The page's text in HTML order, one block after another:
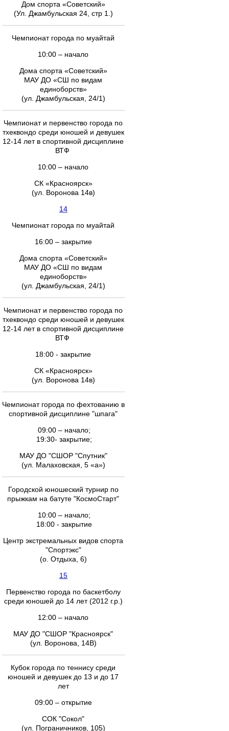
Дом спорта «Советский»
(Ул. Джамбульская 24, стр 1.)
Чемпионат города по муайтай
10:00 – начало
Дома спорта «Советский»
МАУ ДО «СШ по видам
единоборств»
(ул. Джамбульская, 24/1)
Чемпионат и первенство города по
тхеквондо среди юношей и девушек
12-14 лет в спортивной дисциплине
ВТФ
10:00 – начало
СК «Красноярск»
(ул. Воронова 14в)
14
Чемпионат города по муайтай
16:00 – закрытие
Дома спорта «Советский»
МАУ ДО «СШ по видам
единоборств»
(ул. Джамбульская, 24/1)
Чемпионат и первенство города по
тхеквондо среди юношей и девушек
12-14 лет в спортивной дисциплине
ВТФ
18:00 - закрытие
СК «Красноярск»
(ул. Воронова 14в)
Чемпионат города по фехтованию в
спортивной дисциплине "шпага"
09:00 – начало;
19:30- закрытие;
МАУ ДО "СШОР "Спутник"
(ул. Малаховская, 5 «а»)
Городской юношеский турнир по
прыжкам на батуте "КосмоСтарт"
10:00 – начало;
18:00 - закрытие
Центр экстремальных видов спорта
"Спортэкс"
(о. Отдыха, 6)
15
Первенство города по баскетболу
среди юношей до 14 лет (2012 г.р.)
12:00 – начало
МАУ ДО "СШОР "Красноярск"
(ул. Воронова, 14В)
Кубок города по теннису среди
юношей и девушек до 13 и до 17
лет
09:00 – открытие
СОК "Сокол"
(ул. Пограничников, 105)